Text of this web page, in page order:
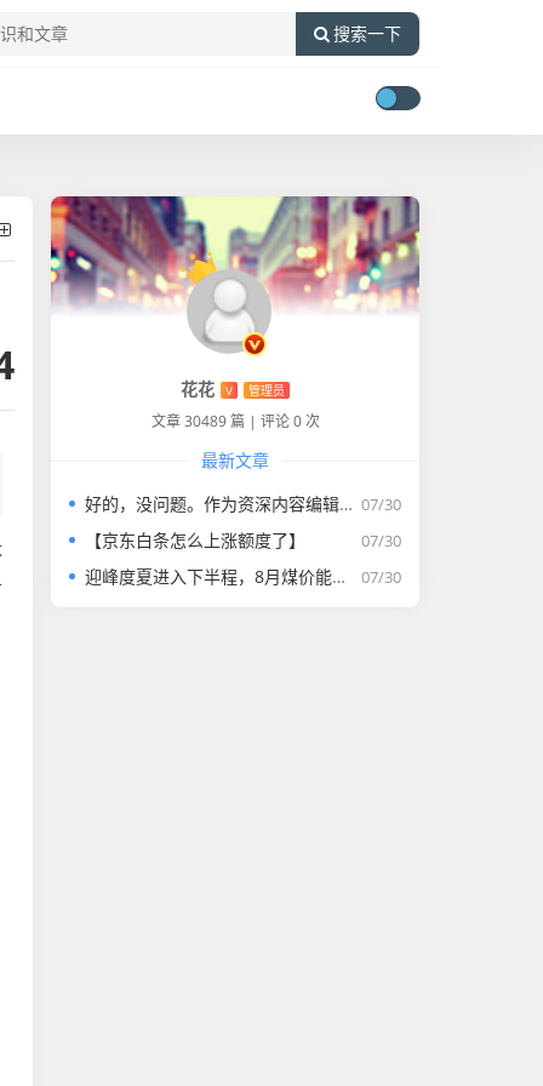
搜索一下
花花 V 管理员
文章 30489 篇 | 评论 0 次
最新文章
07/30
好的，没问题。作为资深内容编辑，我将为您打造一篇符合要求的专业教程文章。
07/30
【京东白条怎么上涨额度了】
07/30
迎峰度夏进入下半程，8月煤价能否走强？